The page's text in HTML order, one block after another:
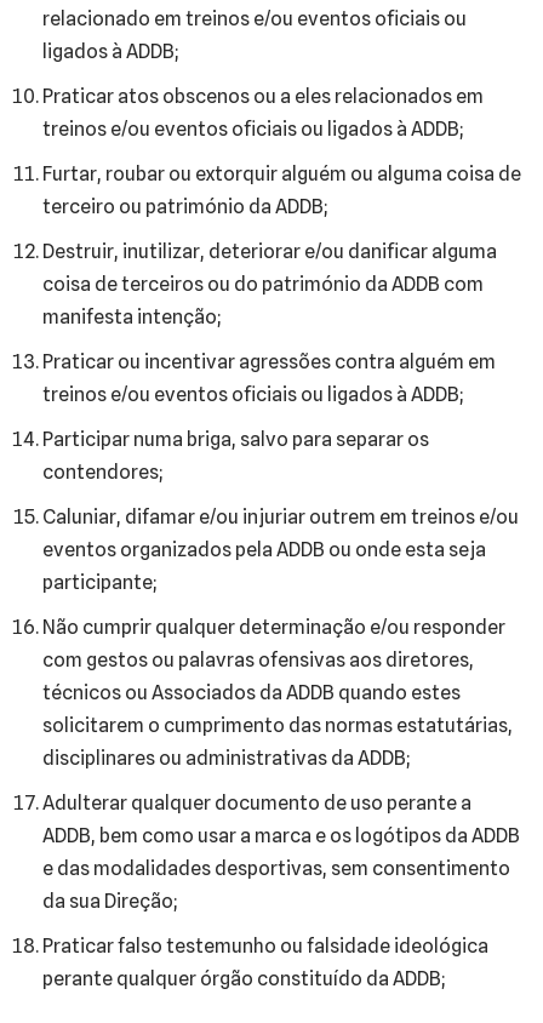
relacionado em treinos e/ou eventos oficiais ou
ligados à ADDB;
Praticar atos obscenos ou a eles relacionados em
treinos e/ou eventos oficiais ou ligados à ADDB;
Furtar, roubar ou extorquir alguém ou alguma coisa de
terceiro ou património da ADDB;
Destruir, inutilizar, deteriorar e/ou danificar alguma
coisa de terceiros ou do património da ADDB com
manifesta intenção;
Praticar ou incentivar agressões contra alguém em
treinos e/ou eventos oficiais ou ligados à ADDB;
Participar numa briga, salvo para separar os
contendores;
Caluniar, difamar e/ou injuriar outrem em treinos e/ou
eventos organizados pela ADDB ou onde esta seja
participante;
Não cumprir qualquer determinação e/ou responder
com gestos ou palavras ofensivas aos diretores,
técnicos ou Associados da ADDB quando estes
solicitarem o cumprimento das normas estatutárias,
disciplinares ou administrativas da ADDB;
Adulterar qualquer documento de uso perante a
ADDB, bem como usar a marca e os logótipos da ADDB
e das modalidades desportivas, sem consentimento
da sua Direção;
Praticar falso testemunho ou falsidade ideológica
perante qualquer órgão constituído da ADDB;